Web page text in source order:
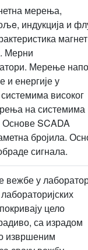
мерења,
индукцијa и
Мерни
Мерење
и енергије у
високог
на системима
SCADA
бројила.
сигнала.
вежбе у
цело
са израдом
извршеним